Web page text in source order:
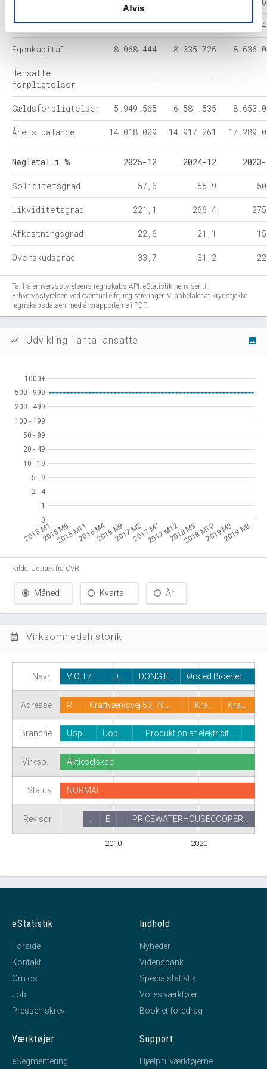
Afvis
Omsætningsaktiver 4.266.119 6.626.614
Egenkapital 8.068.444 8.335.726
Hensatte
forpligtelser
- -
Gældsforpligtelser 5.949.565 6.581.535
Årets balance 14.018.009 14.917.261
Nøgletal i % 2025-12 2024-12
Soliditetsgrad 57,6 55,9
Likviditetsgrad 221,1 266,4
Afkastningsgrad 22,6 21,1
Overskudsgrad 33,7 31,2
Tal fra erhvervsstyrelsens regnskabs-API. eStatistik henviser til
Erhvervsstyrelsen ved eventuelle fejlregistreringer. Vi anbefaler at krydstjekke
regnskabsdataen med årsrapporterne i PDF.
show_chart Udvikling i antal ansatte image
2015 M12015 M62015 M112016 M42016 M92017 M22017 M72017 M122018 M52018 M102019 M32019 M8
0
0
11
2 - 4
2 - 4
5 - 9
5 - 9
10 - 19
10 - 19
20 - 49
20 - 49
50 - 99
50 - 99
100 - 199
100 - 199
200 - 499
200 - 499
500 - 999
500 - 999
1000+
1000+
Kilde: Udtræk fra CVR.
Måned Kvartal År
event_note Virksomhedshistorik
Navn
Adresse
Branche
Virkso…
Status
Revisor
2010 2020
VICH 7… D… DONG E… Ørsted Bioener…
R.. Kraftværksvej 53, 70… Kra… Kra…
Uopl… Uopl… Produktion af elektricit…
Aktieselskab
NORMAL
E PRICEWATERHOUSECOOPER…
eStatistik
Forside
Kontakt
Om os
Job
Pressen skrev
Indhold
Nyheder
Vidensbank
Specialstatistik
Vores værktøjer
Book et foredrag
Værktøjer
eSegmentering
Support
Hjælp til værktøjerne